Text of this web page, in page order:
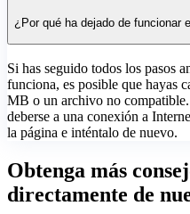
¿Por qué ha dejado de funcionar
Si has seguido todos los pasos
funciona, es posible que hayas
MB o un archivo no
deberse a una conexión a
la página e inténtalo de nuevo.
Obtenga más
directamente de